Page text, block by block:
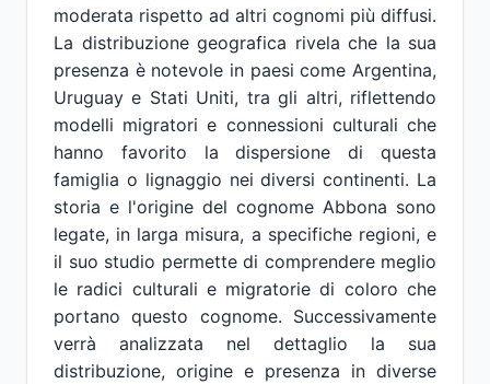
moderata rispetto ad altri cognomi più diffusi.
La distribuzione geografica rivela che la sua
presenza è notevole in paesi come Argentina,
Uruguay e Stati Uniti, tra gli altri, riflettendo
modelli migratori e connessioni culturali che
hanno favorito la dispersione di questa
famiglia o lignaggio nei diversi continenti. La
storia e l'origine del cognome Abbona sono
legate, in larga misura, a specifiche regioni, e
il suo studio permette di comprendere meglio
le radici culturali e migratorie di coloro che
portano questo cognome. Successivamente
verrà analizzata nel dettaglio la sua
distribuzione, origine e presenza in diverse